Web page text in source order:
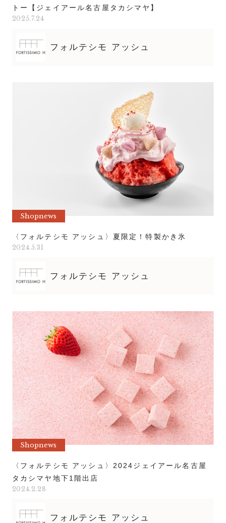
トー【ジェイアール名古屋タカシマヤ】
2025.7.24
フォルテシモ アッシュ
Shopnews
〈フォルテシモ アッシュ〉夏限定！特製かき氷
2024.5.31
フォルテシモ アッシュ
Shopnews
〈フォルテシモ アッシュ〉2024ジェイアール名古屋
タカシマヤ地下1階出店
2024.2.28
フォルテシモ アッシュ